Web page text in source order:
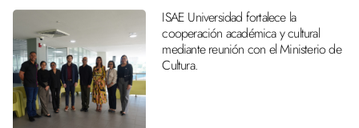
ISAE Universidad fortalece la
cooperación académica y cultural
mediante reunión con el Ministerio de
Cultura.